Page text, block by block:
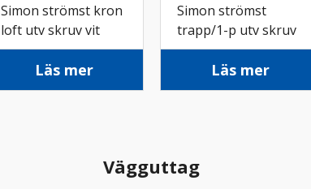
Simon strömst kron
loft utv skruv vit
Läs mer
Simon strömst
trapp/1-p utv skruv
vit
Läs mer
Vägguttag